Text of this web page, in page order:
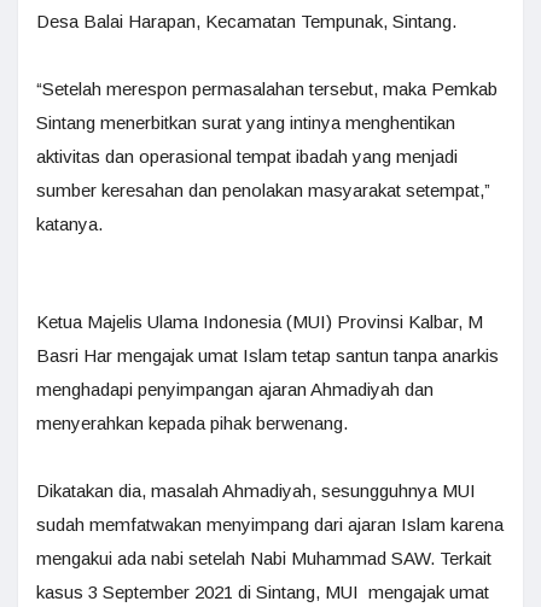
Desa Balai Harapan, Kecamatan Tempunak, Sintang.
“Setelah merespon permasalahan tersebut, maka Pemkab
Sintang menerbitkan surat yang intinya menghentikan
aktivitas dan operasional tempat ibadah yang menjadi
sumber keresahan dan penolakan masyarakat setempat,”
katanya.
Ketua Majelis Ulama Indonesia (MUI) Provinsi Kalbar, M
Basri Har mengajak umat Islam tetap santun tanpa anarkis
menghadapi penyimpangan ajaran Ahmadiyah dan
menyerahkan kepada pihak berwenang.
Dikatakan dia, masalah Ahmadiyah, sesungguhnya MUI
sudah memfatwakan menyimpang dari ajaran Islam karena
mengakui ada nabi setelah Nabi Muhammad SAW. Terkait
kasus 3 September 2021 di Sintang, MUI mengajak umat